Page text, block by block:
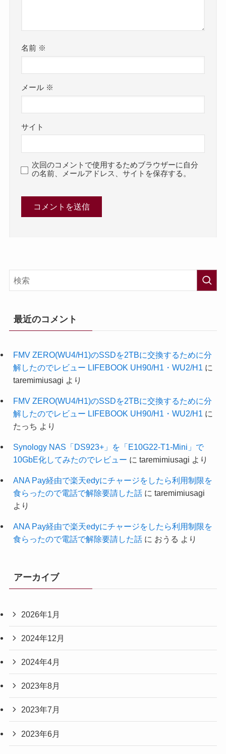
名前 ※
メール ※
サイト
次回のコメントで使用するためブラウザーに自分
の名前、メールアドレス、サイトを保存する。
最近のコメント
FMV ZERO(WU4/H1)のSSDを2TBに交換するために分
解したのでレビュー LIFEBOOK UH90/H1・WU2/H1 に
taremimiusagi より
FMV ZERO(WU4/H1)のSSDを2TBに交換するために分
解したのでレビュー LIFEBOOK UH90/H1・WU2/H1 に
たっち より
Synology NAS「DS923+」を「E10G22-T1-Mini」で
10GbE化してみたのでレビュー に taremimiusagi より
ANA Pay経由で楽天edyにチャージをしたら利用制限を
食らったので電話で解除要請した話に taremimiusagi
より
ANA Pay経由で楽天edyにチャージをしたら利用制限を
食らったので電話で解除要請した話に おうる より
アーカイブ
2026年1月
2024年12月
2024年4月
2023年8月
2023年7月
2023年6月